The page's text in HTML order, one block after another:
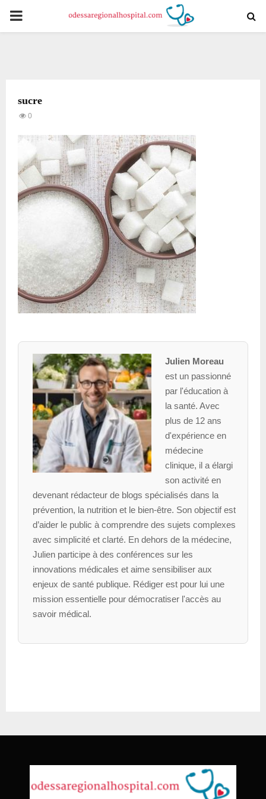
PRIMARY
sucre
0
Julien Moreau
est un passionné
par l'éducation à
la santé. Avec
plus de 12 ans
d'expérience en
médecine
clinique, il a élargi
son activité en
devenant rédacteur de blogs spécialisés dans la
prévention, la nutrition et le bien-être. Son objectif est
d’aider le public à comprendre des sujets complexes
avec simplicité et clarté. En dehors de la médecine,
Julien participe à des conférences sur les
innovations médicales et aime sensibiliser aux
enjeux de santé publique. Rédiger est pour lui une
mission essentielle pour démocratiser l'accès au
savoir médical.